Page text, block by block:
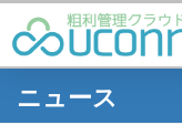
ニュース